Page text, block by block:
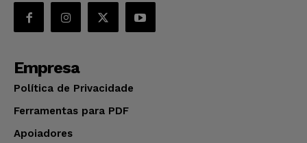
Empresa
Política de Privacidade
Ferramentas para PDF
Apoiadores